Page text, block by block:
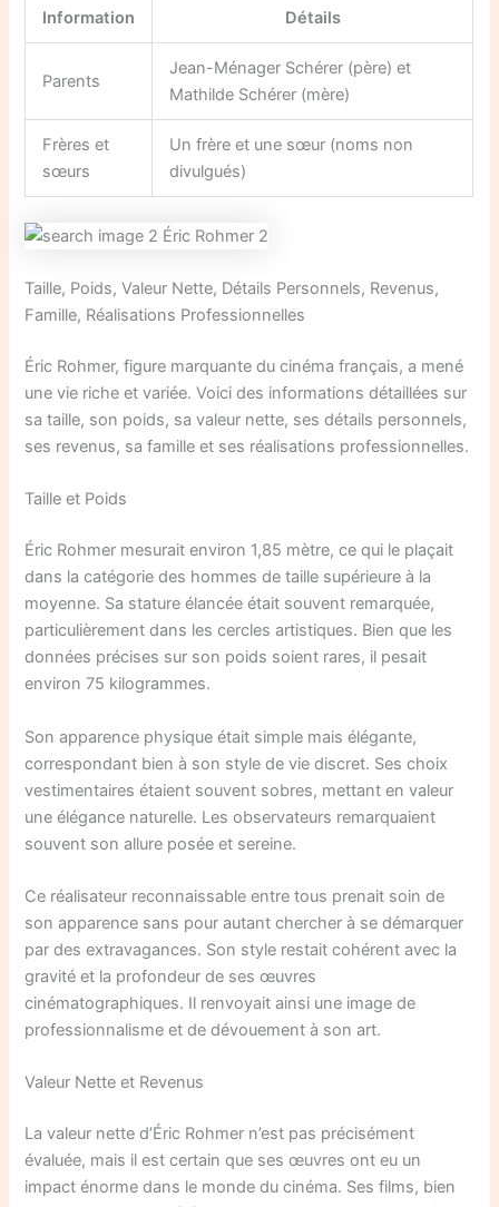
Information Détails
Parents
Jean-Ménager Schérer (père) et
Mathilde Schérer (mère)
Frères et
sœurs
Un frère et une sœur (noms non
divulgués)
Taille, Poids, Valeur Nette, Détails Personnels, Revenus,
Famille, Réalisations Professionnelles
Éric Rohmer, figure marquante du cinéma français, a mené
une vie riche et variée. Voici des informations détaillées sur
sa taille, son poids, sa valeur nette, ses détails personnels,
ses revenus, sa famille et ses réalisations professionnelles.
Taille et Poids
Éric Rohmer mesurait environ 1,85 mètre, ce qui le plaçait
dans la catégorie des hommes de taille supérieure à la
moyenne. Sa stature élancée était souvent remarquée,
particulièrement dans les cercles artistiques. Bien que les
données précises sur son poids soient rares, il pesait
environ 75 kilogrammes.
Son apparence physique était simple mais élégante,
correspondant bien à son style de vie discret. Ses choix
vestimentaires étaient souvent sobres, mettant en valeur
une élégance naturelle. Les observateurs remarquaient
souvent son allure posée et sereine.
Ce réalisateur reconnaissable entre tous prenait soin de
son apparence sans pour autant chercher à se démarquer
par des extravagances. Son style restait cohérent avec la
gravité et la profondeur de ses œuvres
cinématographiques. Il renvoyait ainsi une image de
professionnalisme et de dévouement à son art.
Valeur Nette et Revenus
La valeur nette d’Éric Rohmer n’est pas précisément
évaluée, mais il est certain que ses œuvres ont eu un
impact énorme dans le monde du cinéma. Ses films, bien